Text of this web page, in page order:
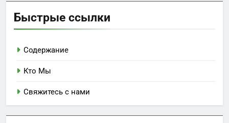
Быстрые ссылки
Содержание
Кто Мы
Свяжитесь с нами